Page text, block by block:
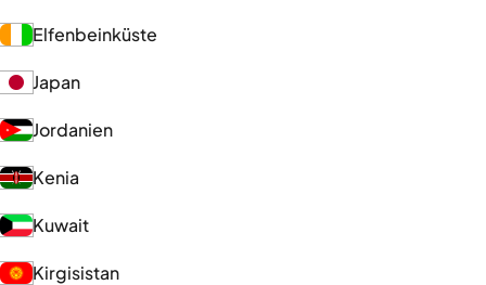
Elfenbeinküste
Japan
Jordanien
Kenia
Kuwait
Kirgisistan